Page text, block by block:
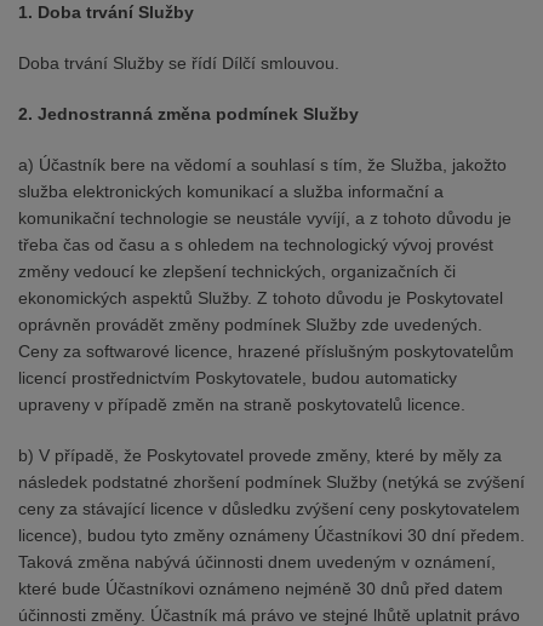
1. Doba trvání Služby
Doba trvání Služby se řídí Dílčí smlouvou.
2. Jednostranná změna podmínek Služby
a) Účastník bere na vědomí a souhlasí s tím, že Služba, jakožto
služba elektronických komunikací a služba informační a
komunikační technologie se neustále vyvíjí, a z tohoto důvodu je
třeba čas od času a s ohledem na technologický vývoj provést
změny vedoucí ke zlepšení technických, organizačních či
ekonomických aspektů Služby. Z tohoto důvodu je Poskytovatel
oprávněn provádět změny podmínek Služby zde uvedených.
Ceny za softwarové licence, hrazené příslušným poskytovatelům
licencí prostřednictvím Poskytovatele, budou automaticky
upraveny v případě změn na straně poskytovatelů licence.
b) V případě, že Poskytovatel provede změny, které by měly za
následek podstatné zhoršení podmínek Služby (netýká se zvýšení
ceny za stávající licence v důsledku zvýšení ceny poskytovatelem
licence), budou tyto změny oznámeny Účastníkovi 30 dní předem.
Taková změna nabývá účinnosti dnem uvedeným v oznámení,
které bude Účastníkovi oznámeno nejméně 30 dnů před datem
účinnosti změny. Účastník má právo ve stejné lhůtě uplatnit právo